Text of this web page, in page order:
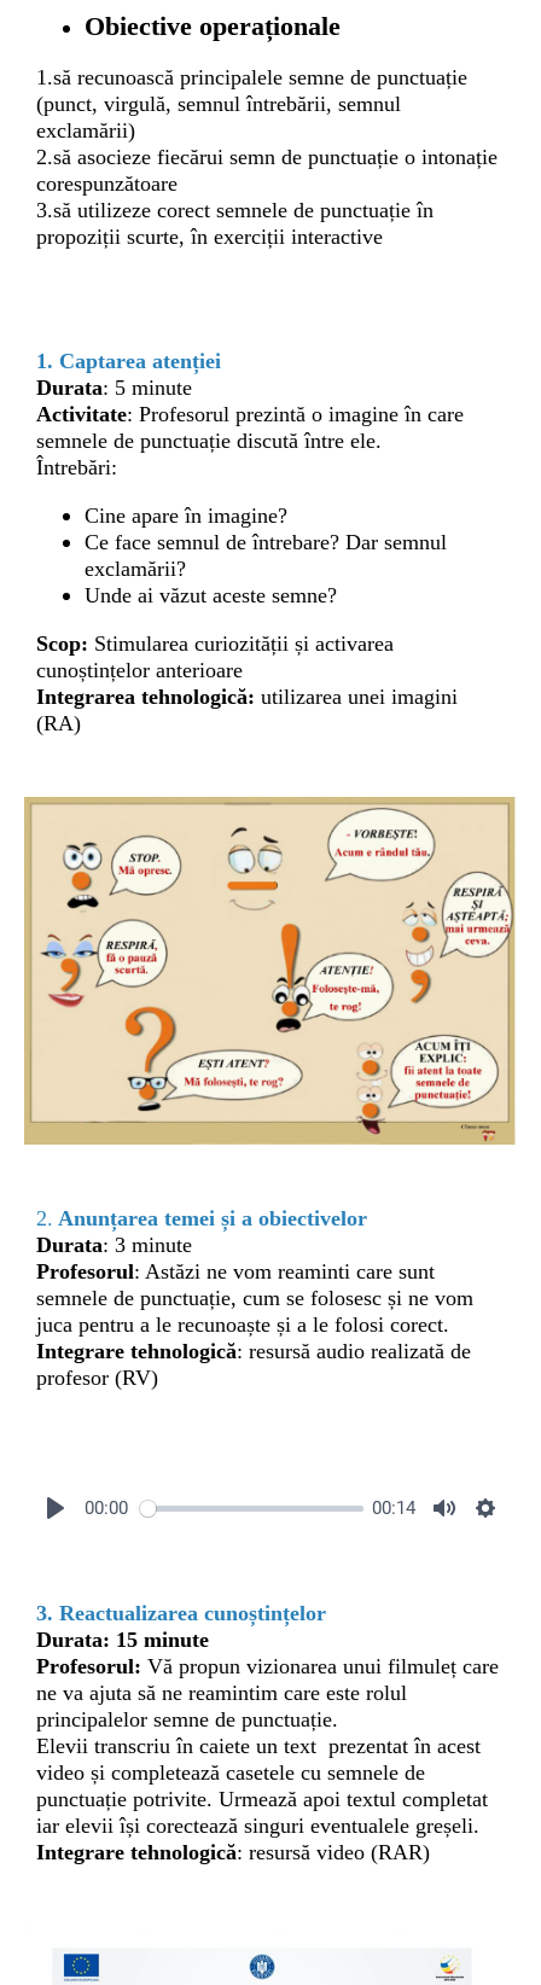
Obiective operaționale
1.să recunoască principalele semne de punctuație
(punct, virgulă, semnul întrebării, semnul
exclamării)
2.să asocieze fiecărui semn de punctuație o intonație
corespunzătoare
3.să utilizeze corect semnele de punctuație în
propoziții scurte, în exerciții interactive
1. Captarea atenției
Durata: 5 minute
Activitate: Profesorul prezintă o imagine în care
semnele de punctuație discută între ele.
Întrebări:
Cine apare în imagine?
Ce face semnul de întrebare? Dar semnul
exclamării?
Unde ai văzut aceste semne?
Scop: Stimularea curiozității și activarea
cunoștințelor anterioare
Integrarea tehnologică: utilizarea unei imagini
(RA)
2. Anunțarea temei și a obiectivelor
Durata: 3 minute
Profesorul: Astăzi ne vom reaminti care sunt
semnele de punctuație, cum se folosesc și ne vom
juca pentru a le recunoaște și a le folosi corect.
Integrare tehnologică: resursă audio realizată de
profesor (RV)
00:00 00:14
3. Reactualizarea cunoștințelor
Durata: 15 minute
Profesorul: Vă propun vizionarea unui filmuleț care
ne va ajuta să ne reamintim care este rolul
principalelor semne de punctuație.
Elevii transcriu în caiete un text prezentat în acest
video și completează casetele cu semnele de
punctuație potrivite. Urmează apoi textul completat
iar elevii își corectează singuri eventualele greșeli.
Integrare tehnologică: resursă video (RAR)